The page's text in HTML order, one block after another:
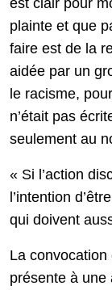
est clair pour
plainte et que
faire est de la
aidée par un
le racisme,
n’était pas
seulement au
« Si l’action
l’intention
qui doivent
La convocation
présente à une